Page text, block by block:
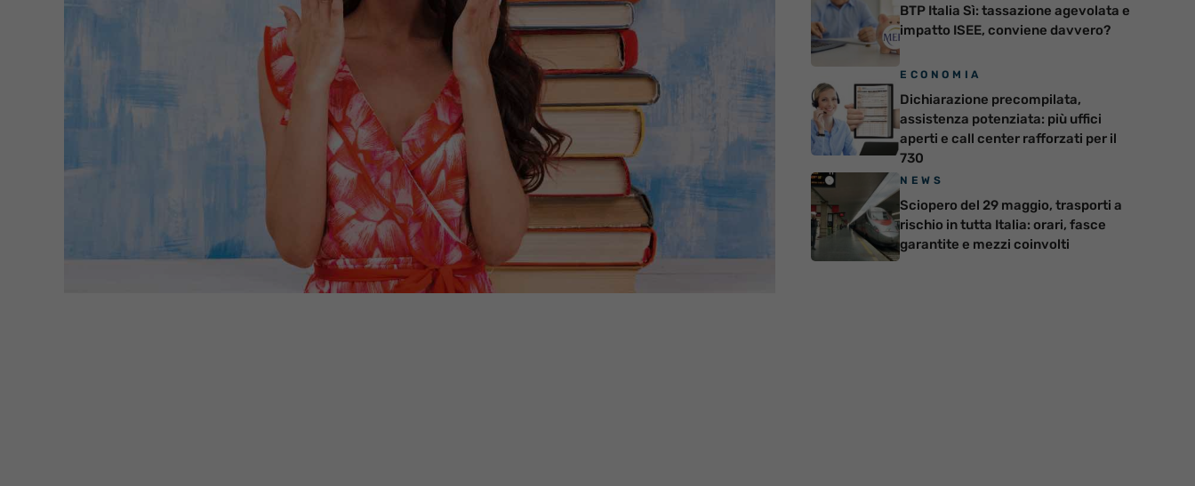
BTP Italia Sì: tassazione agevolata e
impatto ISEE, conviene davvero?
ECONOMIA
Dichiarazione precompilata,
assistenza potenziata: più uffici
aperti e call center rafforzati per il
730
NEWS
Sciopero del 29 maggio, trasporti a
rischio in tutta Italia: orari, fasce
garantite e mezzi coinvolti